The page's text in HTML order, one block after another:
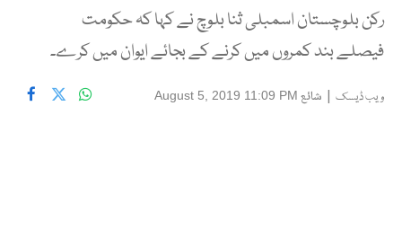
رکن بلوچستان اسمبلی ثنا بلوچ نے کہا کہ حکومت
فیصلے بند کمروں میں کرنے کے بجائے ایوان میں کرے۔
ویب ڈیسک | شائع August 5, 2019 11:09 PM